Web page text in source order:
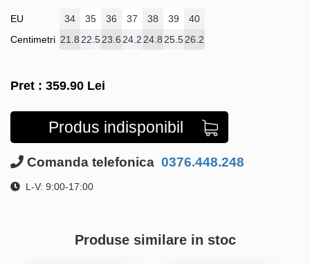
EU
Centimetri
34 35 36 37 38 39
40
21.8 22.523.6 24.2 24.8 25.526.2
Pret : 359.90 Lei
Produs indisponibil
Comanda telefonica 0376.448.248
L-V: 9:00-17:00
Produse similare in stoc